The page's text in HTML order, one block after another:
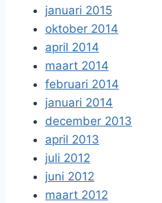
januari 2015
oktober 2014
april 2014
maart 2014
februari 2014
januari 2014
december 2013
april 2013
juli 2012
juni 2012
maart 2012